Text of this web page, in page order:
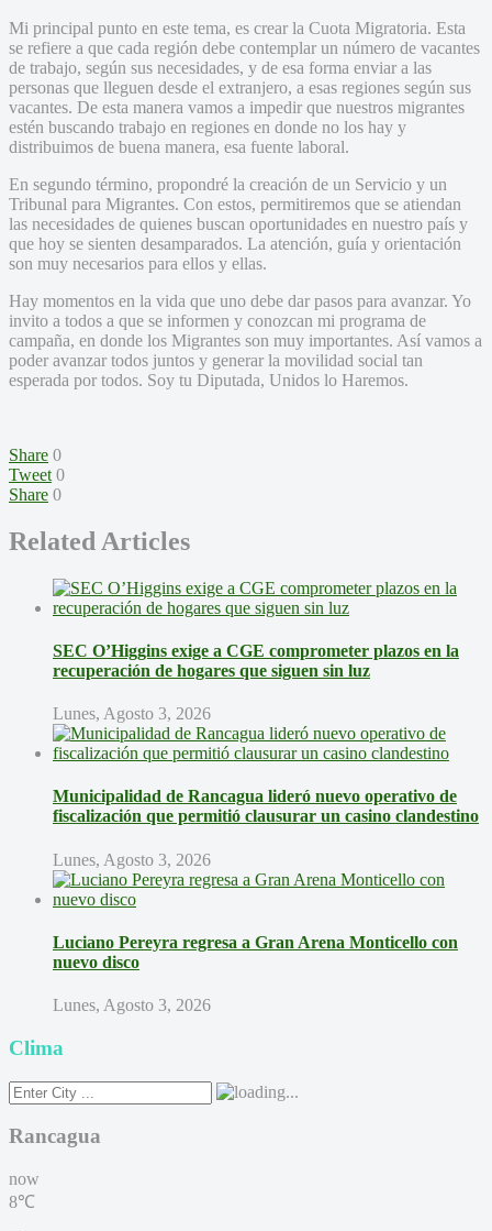
Mi principal punto en este tema, es crear la Cuota Migratoria. Esta
se refiere a que cada región debe contemplar un número de vacantes
de trabajo, según sus necesidades, y de esa forma enviar a las
personas que lleguen desde el extranjero, a esas regiones según sus
vacantes. De esta manera vamos a impedir que nuestros migrantes
estén buscando trabajo en regiones en donde no los hay y
distribuimos de buena manera, esa fuente laboral.
En segundo término, propondré la creación de un Servicio y un
Tribunal para Migrantes. Con estos, permitiremos que se atiendan
las necesidades de quienes buscan oportunidades en nuestro país y
que hoy se sienten desamparados. La atención, guía y orientación
son muy necesarios para ellos y ellas.
Hay momentos en la vida que uno debe dar pasos para avanzar. Yo
invito a todos a que se informen y conozcan mi programa de
campaña, en donde los Migrantes son muy importantes. Así vamos a
poder avanzar todos juntos y generar la movilidad social tan
esperada por todos. Soy tu Diputada, Unidos lo Haremos.
Share 0
Tweet 0
Share 0
Related Articles
SEC O’Higgins exige a CGE comprometer plazos en la
recuperación de hogares que siguen sin luz
Lunes, Agosto 3, 2026
Municipalidad de Rancagua lideró nuevo operativo de
fiscalización que permitió clausurar un casino clandestino
Lunes, Agosto 3, 2026
Luciano Pereyra regresa a Gran Arena Monticello con
nuevo disco
Lunes, Agosto 3, 2026
Clima
Rancagua
now
8℃